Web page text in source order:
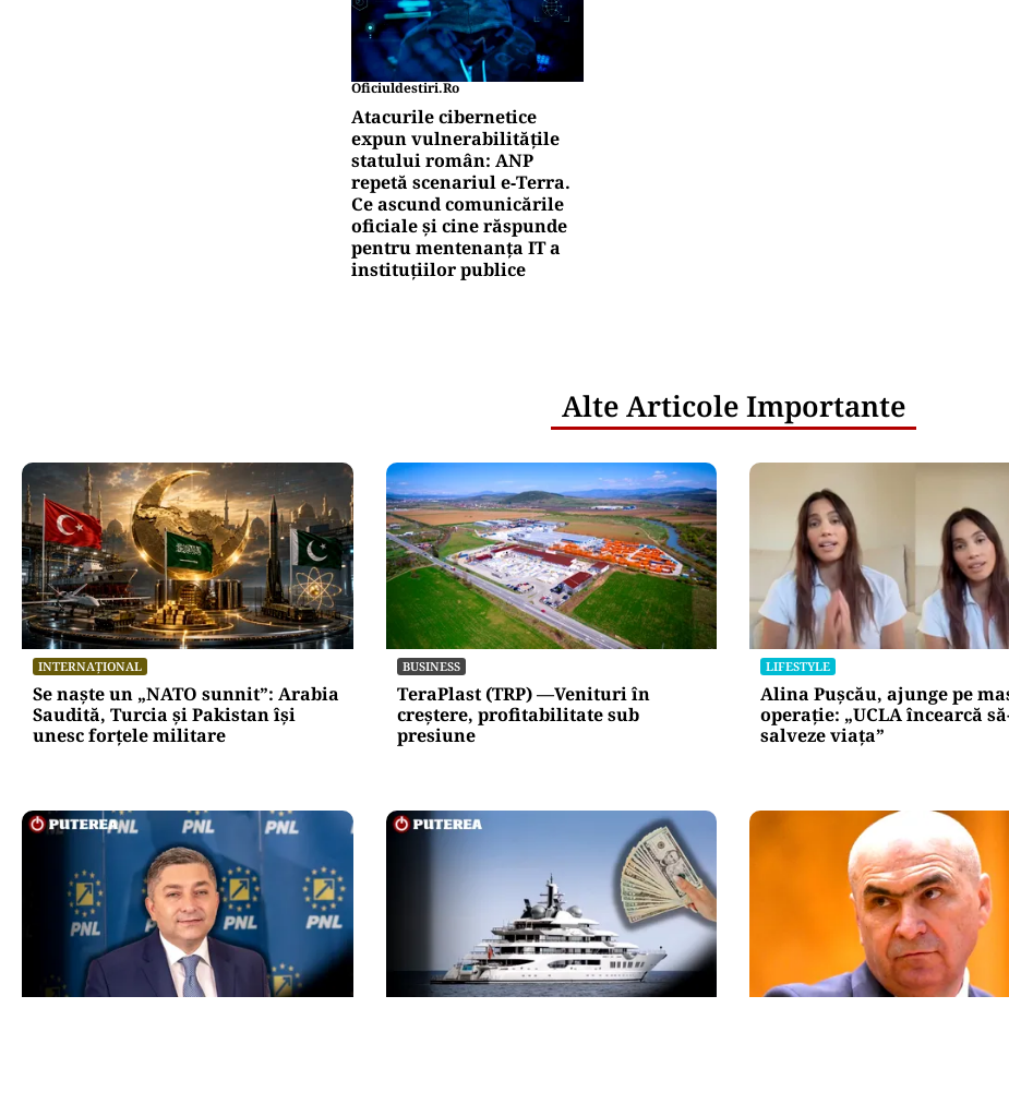
Oficiuldestiri.ro
Atacurile cibernetice
expun vulnerabilitățile
statului român: ANP
repetă scenariul e‑Terra.
Ce ascund comunicările
oficiale și cine răspunde
pentru mentenanța IT a
instituțiilor publice
Alte Articole Importante
INTERNAȚIONAL
Se naște un „NATO sunnit”: Arabia
Saudită, Turcia și Pakistan își
unesc forțele militare
BUSINESS
TeraPlast (TRP) —Venituri în
creștere, profitabilitate sub
presiune
LIFESTYLE
Alina Pușcău, ajunge pe
operație: „UCLA încearcă
salveze viața”